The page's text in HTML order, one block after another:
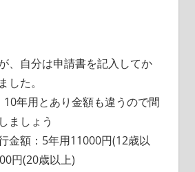
、自分は申請書を記入してか
した。
年用とあり金額も違うので間
ましょう
金額：5年用11000円(12歳以
円(20歳以上)